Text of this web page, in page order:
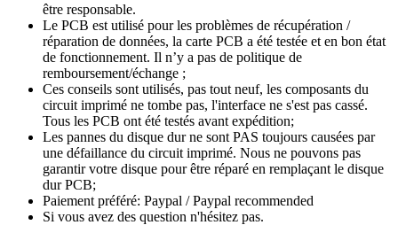
être responsable.
Le PCB est utilisé pour les problèmes de récupération /
réparation de données, la carte PCB a été testée et en bon état
de fonctionnement. Il n’y a pas de politique de
remboursement/échange ;
Ces conseils sont utilisés, pas tout neuf, les composants du
circuit imprimé ne tombe pas, l'interface ne s'est pas cassé.
Tous les PCB ont été testés avant expédition;
Les pannes du disque dur ne sont PAS toujours causées par
une défaillance du circuit imprimé. Nous ne pouvons pas
garantir votre disque pour être réparé en remplaçant le disque
dur PCB;
Paiement préféré: Paypal / Paypal recommended
Si vous avez des question n'hésitez pas.